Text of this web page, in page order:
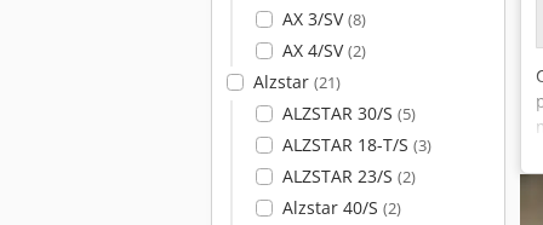
AX 3/SV(8)
AX 4/SV(2)
Alzstar (21)
ALZSTAR 30/S (5)
ALZSTAR 18-T/S (3)
ALZSTAR 23/S (2)
Alzstar 40/S (2)